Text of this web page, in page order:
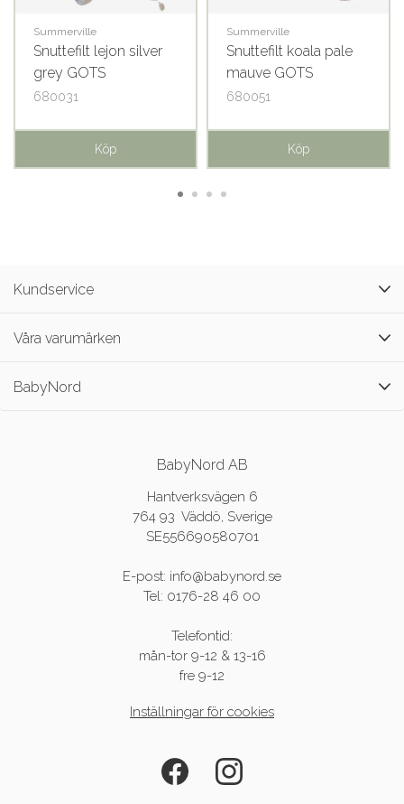
Summerville
Snuttefilt lejon silver
grey GOTS
680031
Köp
Summerville
Snuttefilt koala pale
mauve GOTS
680051
Köp
Kundservice
Våra varumärken
BabyNord
BabyNord AB
Hantverksvägen 6
764 93 Väddö, Sverige
SE556690580701
E-post: info@babynord.se
Tel: 0176-28 46 00
Telefontid:
mån-tor 9-12 & 13-16
fre 9-12
Inställningar för cookies